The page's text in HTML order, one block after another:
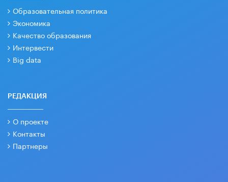
Образовательная политика
Экономика
Качество образования
Интервести
Big data
РЕДАКЦИЯ
О проекте
Контакты
Партнеры